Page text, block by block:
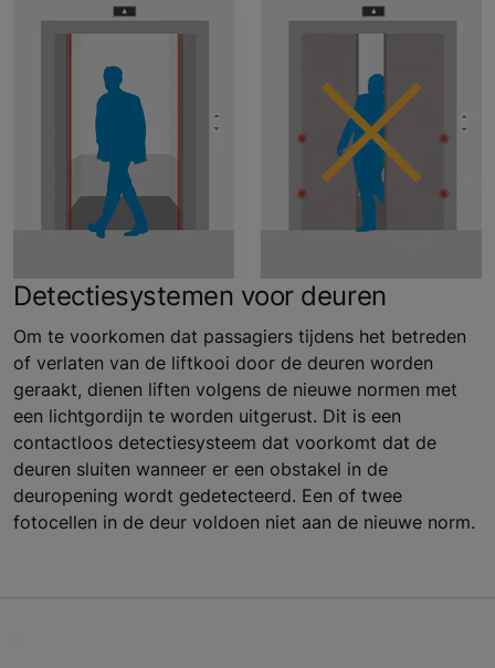
Detectiesystemen voor deuren
Om te voorkomen dat passagiers tijdens het betreden
of verlaten van de liftkooi door de deuren worden
geraakt, dienen liften volgens de nieuwe normen met
een lichtgordijn te worden uitgerust. Dit is een
contactloos detectiesysteem dat voorkomt dat de
deuren sluiten wanneer er een obstakel in de
deuropening wordt gedetecteerd. Een of twee
fotocellen in de deur voldoen niet aan de nieuwe norm.